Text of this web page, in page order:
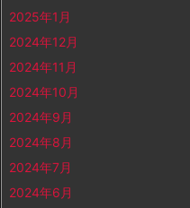
2025年1月
2024年12月
2024年11月
2024年10月
2024年9月
2024年8月
2024年7月
2024年6月